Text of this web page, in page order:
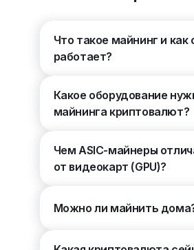
Что такое майнинг и как
работает?
Какое оборудование
майнинга криптовалют?
Чем ASIC-майнеры
от видеокарт (GPU)?
Можно ли майнить